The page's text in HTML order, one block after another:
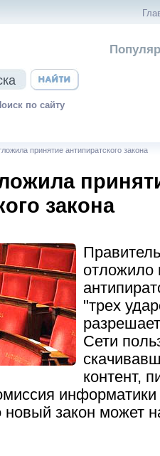
по сайту
принятие антипиратского закона
закона
отложило
"трех
Сети
контент,
новый закон может